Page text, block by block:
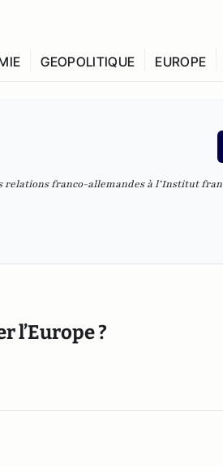
GEOPOLITIQUE EUROPE
relations franco-allemandes à l’Institut
l’Europe ?